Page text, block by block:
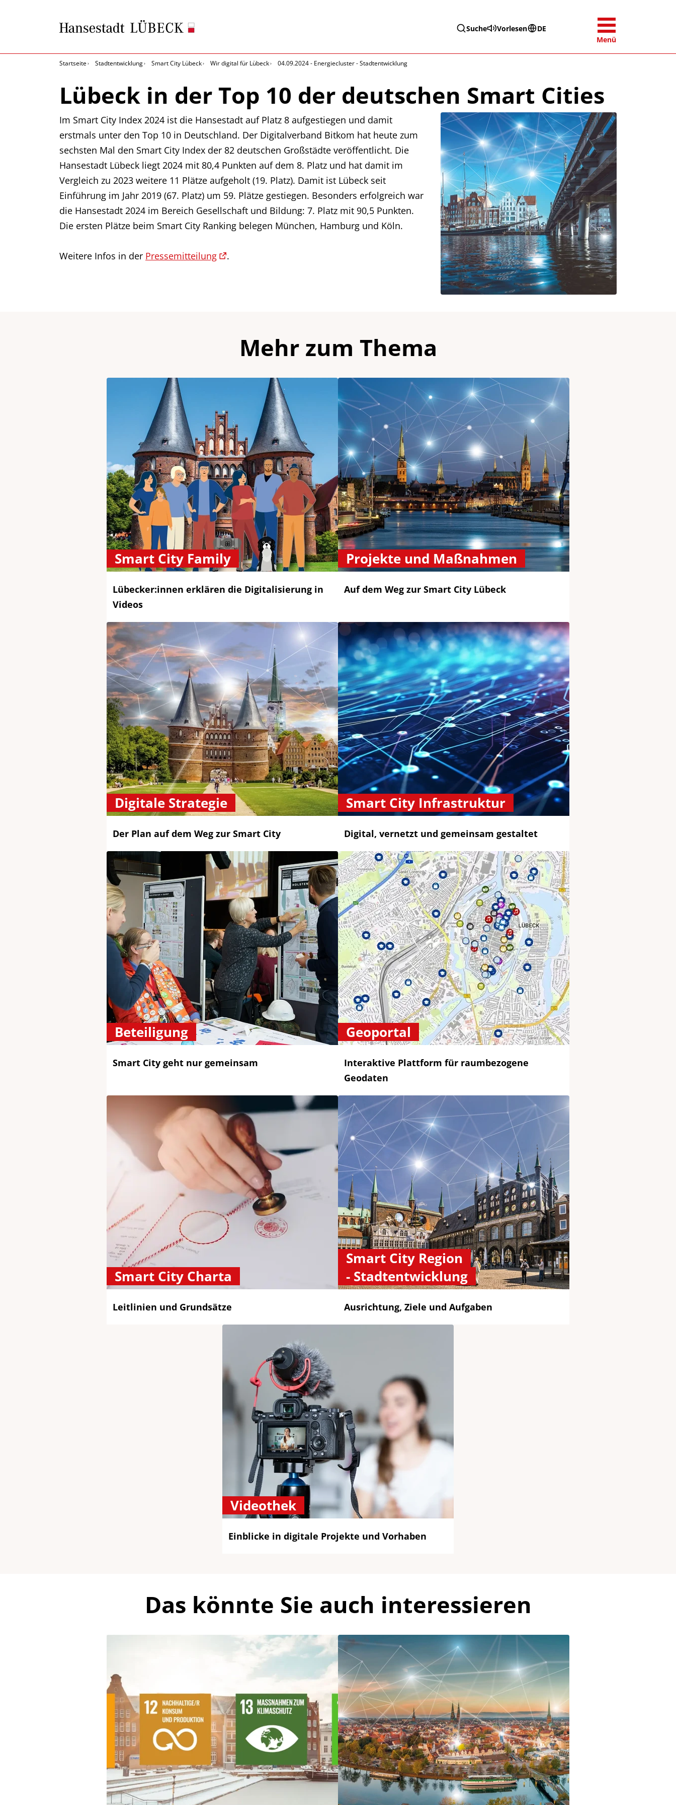
Suche Vorlesen
DE
Menü
Startseite Stadtentwicklung Smart City Lübeck Wir digital für Lübeck 04.09.2024 - Energiecluster - Stadtentwicklung
Lübeck in der Top 10 der deutschen Smart Cities
Im Smart City Index 2024 ist die Hansestadt auf Platz 8 aufgestiegen und damit
erstmals unter den Top 10 in Deutschland. Der Digitalverband Bitkom hat heute zum
sechsten Mal den Smart City Index der 82 deutschen Großstädte veröffentlicht. Die
Hansestadt Lübeck liegt 2024 mit 80,4 Punkten auf dem 8. Platz und hat damit im
Vergleich zu 2023 weitere 11 Plätze aufgeholt (19. Platz). Damit ist Lübeck seit
Einführung im Jahr 2019 (67. Platz) um 59. Plätze gestiegen. Besonders erfolgreich war
die Hansestadt 2024 im Bereich Gesellschaft und Bildung: 7. Platz mit 90,5 Punkten.
Die ersten Plätze beim Smart City Ranking belegen München, Hamburg und Köln.
Weitere Infos in der Pressemitteilung .
Mehr zum Thema
Smart City Family
Lübecker:innen erklären die Digitalisierung in
Videos
Projekte und Maßnahmen
Auf dem Weg zur Smart City Lübeck
Digitale Strategie
Der Plan auf dem Weg zur Smart City
Smart City Infrastruktur
Digital, vernetzt und gemeinsam gestaltet
Beteiligung
Smart City geht nur gemeinsam
Geoportal
Interaktive Plattform für raumbezogene
Geodaten
Smart City Charta
Leitlinien und Grundsätze
Smart City Region
- Stadtentwicklung
Ausrichtung, Ziele und Aufgaben
Videothek
Einblicke in digitale Projekte und Vorhaben
Das könnte Sie auch interessieren